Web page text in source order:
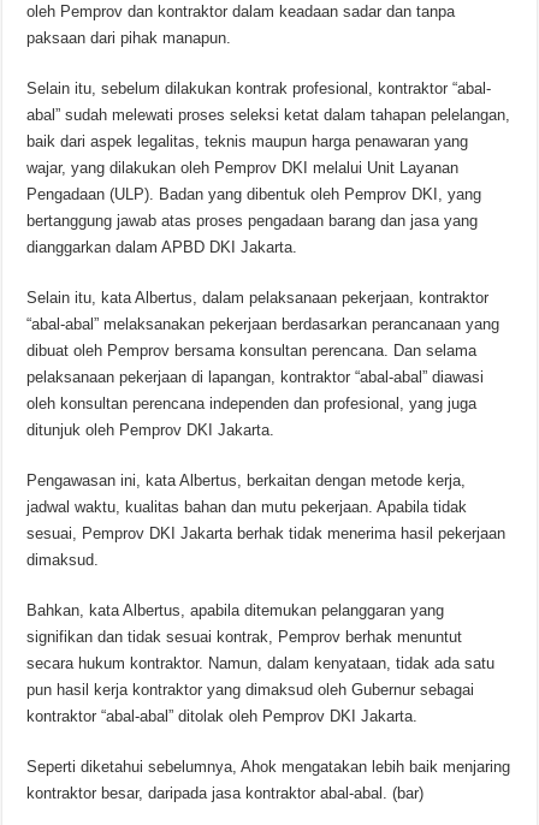
oleh Pemprov dan kontraktor dalam keadaan sadar dan tanpa
paksaan dari pihak manapun.
Selain itu, sebelum dilakukan kontrak profesional, kontraktor “abal-
abal” sudah melewati proses seleksi ketat dalam tahapan pelelangan,
baik dari aspek legalitas, teknis maupun harga penawaran yang
wajar, yang dilakukan oleh Pemprov DKI melalui Unit Layanan
Pengadaan (ULP). Badan yang dibentuk oleh Pemprov DKI, yang
bertanggung jawab atas proses pengadaan barang dan jasa yang
dianggarkan dalam APBD DKI Jakarta.
Selain itu, kata Albertus, dalam pelaksanaan pekerjaan, kontraktor
“abal-abal” melaksanakan pekerjaan berdasarkan perancanaan yang
dibuat oleh Pemprov bersama konsultan perencana. Dan selama
pelaksanaan pekerjaan di lapangan, kontraktor “abal-abal” diawasi
oleh konsultan perencana independen dan profesional, yang juga
ditunjuk oleh Pemprov DKI Jakarta.
Pengawasan ini, kata Albertus, berkaitan dengan metode kerja,
jadwal waktu, kualitas bahan dan mutu pekerjaan. Apabila tidak
sesuai, Pemprov DKI Jakarta berhak tidak menerima hasil pekerjaan
dimaksud.
Bahkan, kata Albertus, apabila ditemukan pelanggaran yang
signifikan dan tidak sesuai kontrak, Pemprov berhak menuntut
secara hukum kontraktor. Namun, dalam kenyataan, tidak ada satu
pun hasil kerja kontraktor yang dimaksud oleh Gubernur sebagai
kontraktor “abal-abal” ditolak oleh Pemprov DKI Jakarta.
Seperti diketahui sebelumnya, Ahok mengatakan lebih baik menjaring
kontraktor besar, daripada jasa kontraktor abal-abal. (bar)